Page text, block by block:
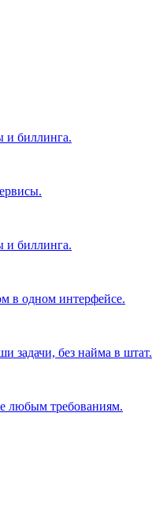
и биллинга.
и биллинга.
в одном интерфейсе.
задачи, без найма в штат.
любым требованиям.